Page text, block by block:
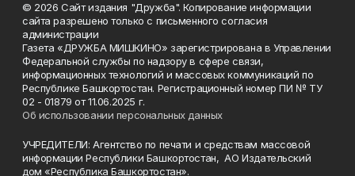
© 2026 Сайт издания "Дружба". Копирование информации
сайта разрешено только с письменного согласия
администрации
Газета «ДРУЖБА МИШКИНО» зарегистрирована в Управлении
Федеральной службы по надзору в сфере связи,
информационных технологий и массовых коммуникаций по
Республике Башкортостан. Регистрационный номер ПИ № ТУ
02 - 01879 от 11.06.2025 г.
Об использовании персональных данных
УЧРЕДИТЕЛИ: Агентство по печати и средствам массовой
информации Республики Башкортостан, АО Издательский
дом «Республика Башкортостан».